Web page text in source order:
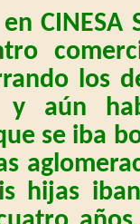
los
y aún
se iba
hijas